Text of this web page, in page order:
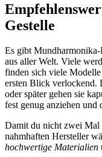
Gestelle
Es gibt
aus aller Welt. Viele
finden sich viele
ersten Blick verlockend.
oder später gehen sie
fest genug anziehen
Damit du nicht zwei Mal
nahmhaften Hersteller
hochwertige Materialien